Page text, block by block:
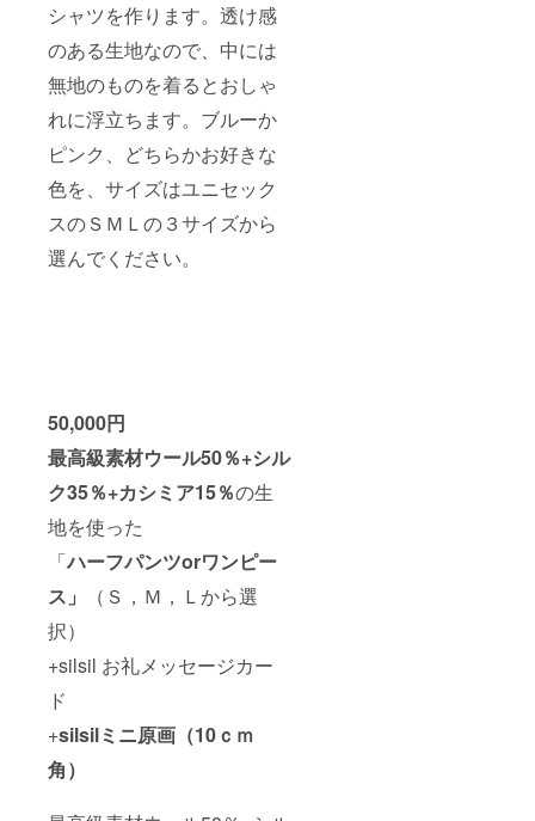
シャツを作ります。透け感
のある生地なので、中には
無地のものを着るとおしゃ
れに浮立ちます。ブルーか
ピンク、どちらかお好きな
色を、サイズはユニセック
スのＳＭＬの３サイズから
選んでください。
50,000円
最高級素材ウール50％+シル
ク35％+カシミア15％の生
地を使った
「ハーフパンツorワンピー
ス」
（Ｓ，Ｍ，Ｌから選
択）
+silsil お礼メッセージカー
ド
+silsilミニ原画（10ｃｍ
角）